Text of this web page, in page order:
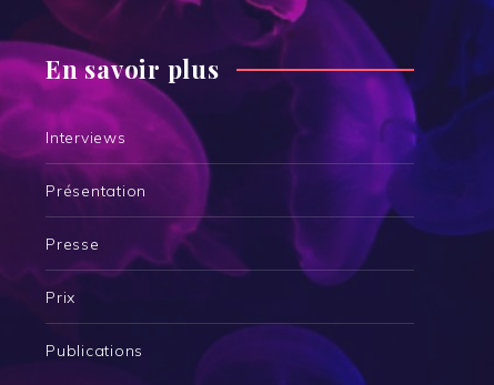
En savoir plus
Interviews
Présentation
Presse
Prix
Publications